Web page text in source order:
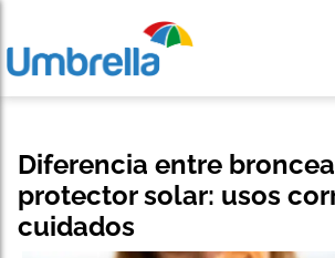
Diferencia entre
protector solar: usos
cuidados